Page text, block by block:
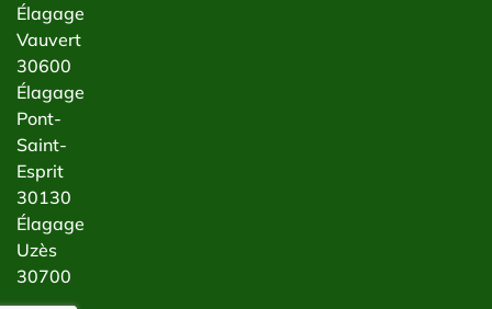
Élagage
Vauvert
30600
Élagage
Pont-
Saint-
Esprit
30130
Élagage
Uzès
30700